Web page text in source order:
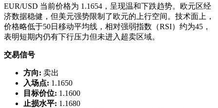
EUR/USD 当前价格为 1.1654，呈现温和下跌趋势。欧元区经
济数据稳健，但美元强势限制了欧元的上行空间。技术面上，
价格略低于50日移动平均线，相对强弱指数（RSI）约为45，
表明短期内仍有下行压力但未进入超卖区域。
交易信号
方向: 卖出
入场点: 1.1650
目标价位: 1.1600
止损水平: 1.1680